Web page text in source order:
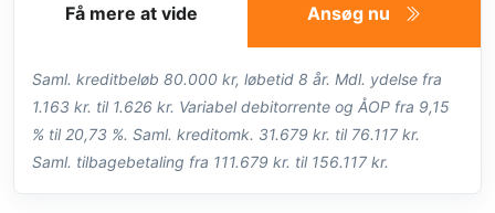
Ansøg nu
Få mere at vide
Saml. kreditbeløb 80.000 kr, løbetid 8 år. Mdl. ydelse fra
1.163 kr. til 1.626 kr. Variabel debitorrente og ÅOP fra 9,15
% til 20,73 %. Saml. kreditomk. 31.679 kr. til 76.117 kr.
Saml. tilbagebetaling fra 111.679 kr. til 156.117 kr.